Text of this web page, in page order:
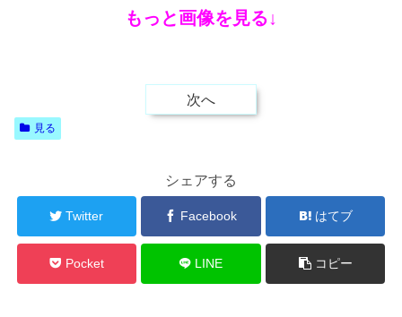
もっと画像を見る↓
次へ
見る
シェアする
Twitter Facebook はてブ
Pocket LINE コピー